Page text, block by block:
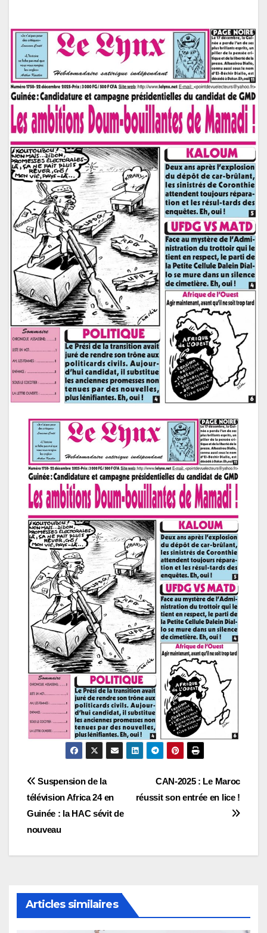
Navigation
de
l’article
CAN-2025 : Le Maroc
réussit son entrée en lice !
Suspension de la
télévision Africa 24 en
Guinée : la HAC sévit de
nouveau
Articles similaires